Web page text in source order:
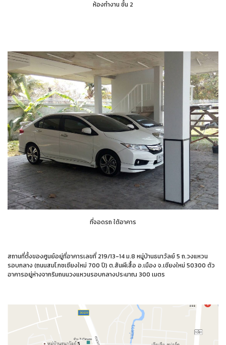
ห้องทำงาน ชั้น 2
ที่จอดรถ ใต้อาคาร
สถานที่ตั้งของศูนย์อยู่ที่อาคารเลขที่ 219/13-14 ม.8 หมู่บ้านธนาวัลย์ 5 ถ.วงแหวน
รอบกลาง (ถนนสมโภชเชียงใหม่ 700 ปี) ต.สันผีเสื้อ อ.เมือง จ.เชียงใหม่ 50300 ตัว
อาคารอยู่ห่างจากริมถนนวงแหวนรอบกลางประมาณ 300 เมตร